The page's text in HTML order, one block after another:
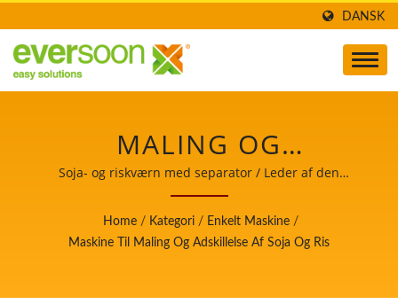
DANSK
MALING OG
ADSKILLELSESMASKINE,
MALING AF SOJA, SOJA
BØNNE KVÆRN, SOJA
Soja- og riskværn med separator / Leder af den
automatiske tofu- og sojamælkefremstillingsmaskine
med højeste prioritet i fødevaresikkerhed.
Home / Kategori / Enkelt Maskine /
Maskine Til Maling Og Adskillelse Af Soja Og Ris